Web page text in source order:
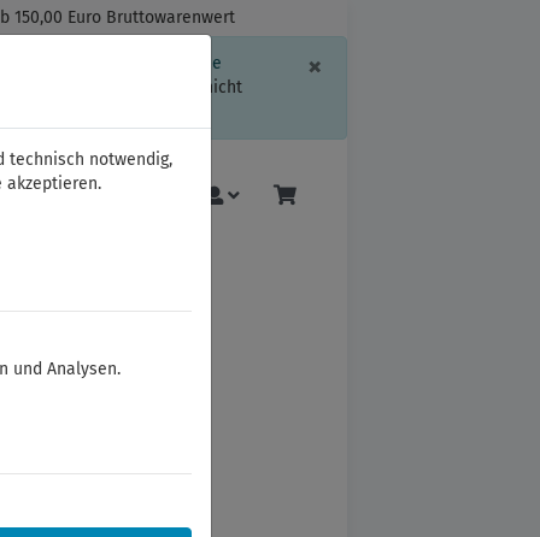
150,00 Euro Bruttowarenwert
×
Informationen oder die
Sind Sie damit nicht
Mehr
technisch notwendig,
akzeptieren.
und Analysen.